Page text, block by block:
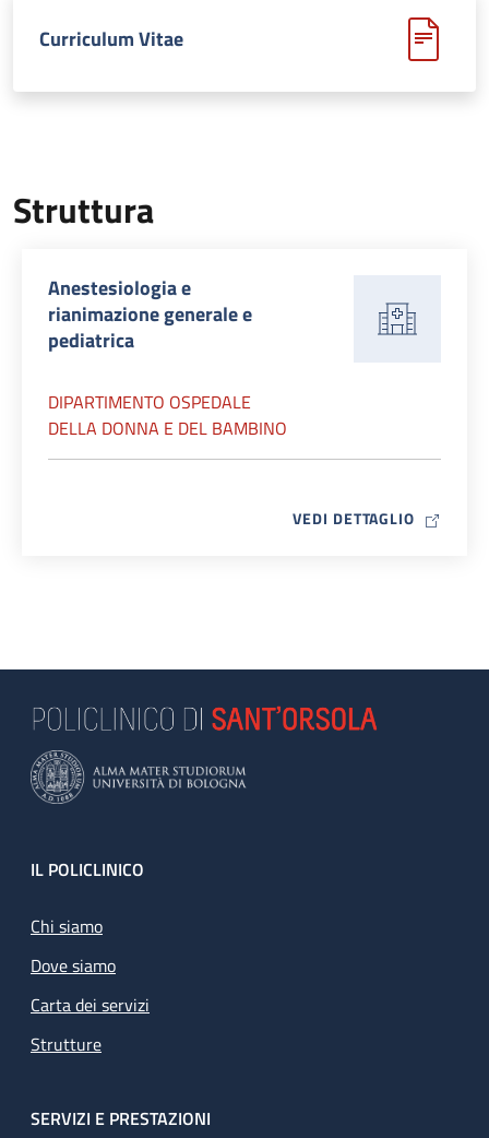
Curriculum Vitae
Struttura
Anestesiologia e
rianimazione generale e
pediatrica
DIPARTIMENTO OSPEDALE
DELLA DONNA E DEL BAMBINO
VEDI DETTAGLIO MAP ICON
Footer
IL POLICLINICO
Chi siamo
Dove siamo
Carta dei servizi
Strutture
SERVIZI E PRESTAZIONI